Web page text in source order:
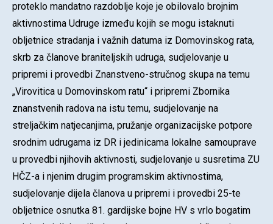
proteklo mandatno razdoblje koje je obilovalo brojnim
aktivnostima Udruge između kojih se mogu istaknuti
obljetnice stradanja i važnih datuma iz Domovinskog rata,
skrb za članove braniteljskih udruga, sudjelovanje u
pripremi i provedbi Znanstveno-stručnog skupa na temu
„Virovitica u Domovinskom ratu“ i pripremi Zbornika
znanstvenih radova na istu temu, sudjelovanje na
streljačkim natjecanjima, pružanje organizacijske potpore
srodnim udrugama iz DR i jedinicama lokalne samouprave
u provedbi njihovih aktivnosti, sudjelovanje u susretima ZU
HČZ-a i njenim drugim programskim aktivnostima,
sudjelovanje dijela članova u pripremi i provedbi 25-te
obljetnice osnutka 81. gardijske bojne HV s vrlo bogatim